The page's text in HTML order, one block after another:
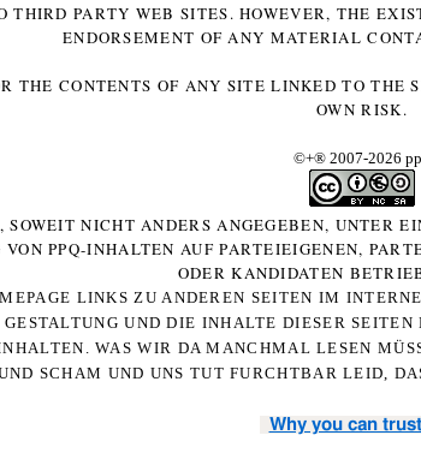
THIRD PARTY WEB SITES. HOWEVER, THE
ENDORSEMENT OF ANY MATERIAL
THE CONTENTS OF ANY SITE LINKED TO
OWN RISK.
©+® 2007-2026
SOWEIT NICHT ANDERS ANGEGEBEN, UNTER
PPQ-INHALTEN AUF PARTEIEIGENEN,
ODER KANDIDATEN
LINKS ZU ANDEREN SEITEN IM
UND DIE INHALTE DIESER
WAS WIR DA MANCHMAL LESEN
SCHAM UND UNS TUT FURCHTBAR LEID,
Why you can